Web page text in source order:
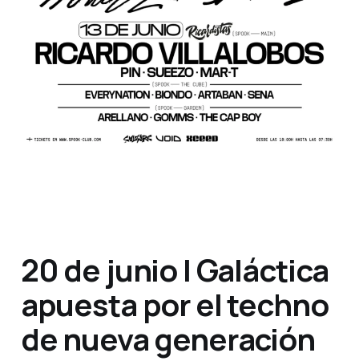
20 de junio | Galáctica
apuesta por el techno
de nueva generación